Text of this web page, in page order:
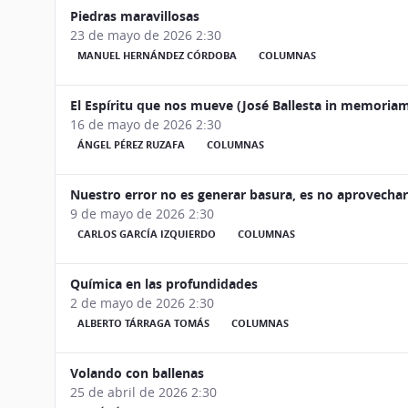
Piedras maravillosas
23 de mayo de 2026 2:30
MANUEL HERNÁNDEZ CÓRDOBA COLUMNAS
El Espíritu que nos mueve (José Ballesta in
16 de mayo de 2026 2:30
ÁNGEL PÉREZ RUZAFA COLUMNAS
Nuestro error no es generar basura, es no
9 de mayo de 2026 2:30
CARLOS GARCÍA IZQUIERDO COLUMNAS
Química en las profundidades
2 de mayo de 2026 2:30
ALBERTO TÁRRAGA TOMÁS COLUMNAS
Volando con ballenas
25 de abril de 2026 2:30